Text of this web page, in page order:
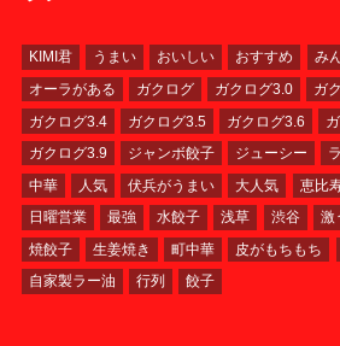
KIMI君 うまい おいしい おすすめ
み
オーラがある
ガクログ ガクログ3.0 ガ
ガクログ3.4
ガクログ3.5 ガクログ3.6
ガクログ3.9
ジャンボ餃子 ジューシー
中華
人気 伏兵がうまい 大人気 恵比
日曜営業
最強 水餃子 浅草 渋谷 激
焼餃子
生姜焼き 町中華 皮がもちもち
自家製ラー油
行列 餃子